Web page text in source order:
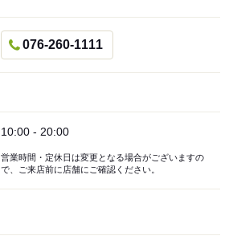
076-260-1111
10:00 - 20:00
営業時間・定休日は変更となる場合がございますの
で、ご来店前に店舗にご確認ください。